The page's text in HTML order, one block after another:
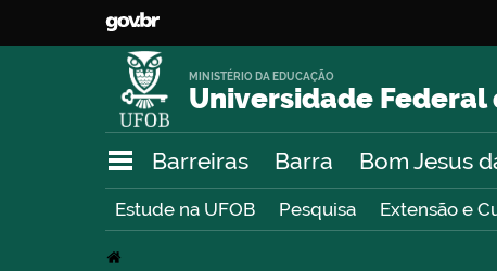
Universidade Federal
MINISTÉRIO DA EDUCAÇÃO
Barreiras Barra Bom Jesus
Estude na UFOB Pesquisa Extensão e